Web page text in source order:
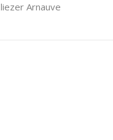
Arnauve